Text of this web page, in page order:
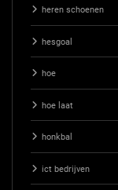
heren schoenen
hesgoal
hoe
hoe laat
honkbal
ict bedrijven